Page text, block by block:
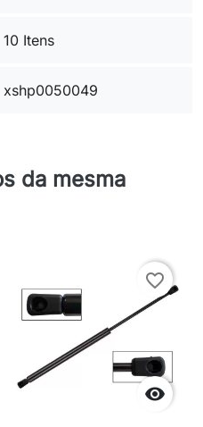
10 Itens
xshp0050049
da mesma

favorite_border